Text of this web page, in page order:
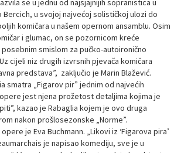
se u jednu od najsjajnijih sopranistica u
Bercich, u svojoj najvećoj solističkoj ulozi do
komičara u našem opernom ansamblu. Osim
i glumac, on se pozornicom kreće
smislom za pučko-autoironično
cijeli niz drugih izvrsnih pjevača komičara
predstava”, zaključio je Marin Blažević.
smatra „Figarov pir” jednim od najvećih
jest njena prožetost detaljima kojima je
kazao je Rabaglia kojem je ovo druga
nakon prošlosezonske „Norme”.
je Eva Buchmann. „Likovi iz ‘Figarova pira’
je napisao komediju, sve je u